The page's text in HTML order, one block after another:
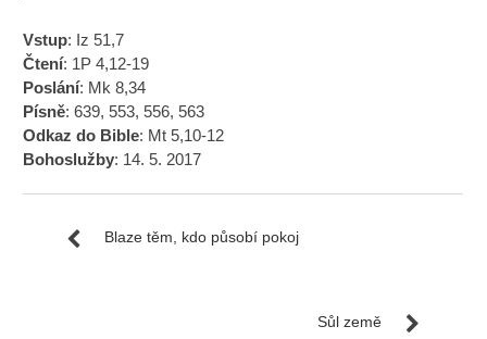
Vstup: Iz 51,7
Čtení: 1P 4,12-19
Poslání: Mk 8,34
Písně: 639, 553, 556, 563
Odkaz do Bible: Mt 5,10-12
Bohoslužby: 14. 5. 2017
Blaze těm, kdo působí pokoj
Sůl země